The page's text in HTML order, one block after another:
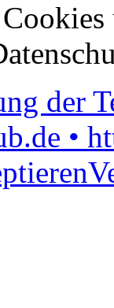
der
•